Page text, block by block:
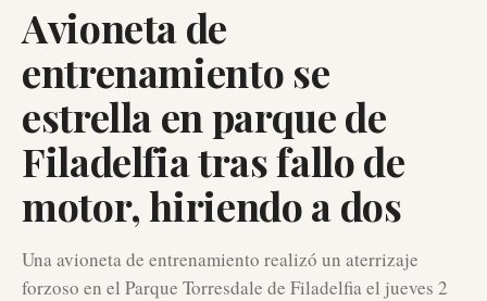
Avioneta de
entrenamiento se
estrella en parque de
Filadelfia tras fallo de
motor, hiriendo a dos
Una avioneta de entrenamiento realizó un aterrizaje
forzoso en el Parque Torresdale de Filadelfia el jueves 2